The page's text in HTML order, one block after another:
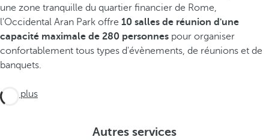
une zone tranquille du quartier financier de Rome,
l'Occidental Aran Park offre 10 salles de réunion d'une
capacité maximale de 280 personnes pour organiser
confortablement tous types d'évènements, de réunions et de
banquets.
Voir plus
Autres services